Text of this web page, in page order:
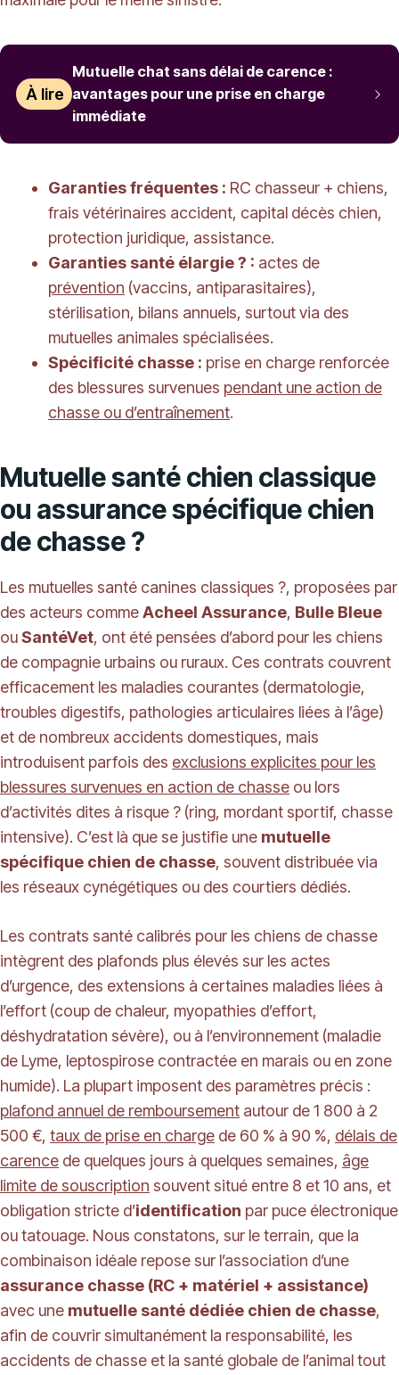
À lire
Mutuelle chat sans délai de carence :
avantages pour une prise en charge
immédiate
Garanties fréquentes : RC chasseur + chiens,
frais vétérinaires accident, capital décès chien,
protection juridique, assistance.
Garanties santé élargie ? : actes de
prévention (vaccins, antiparasitaires),
stérilisation, bilans annuels, surtout via des
mutuelles animales spécialisées.
Spécificité chasse : prise en charge renforcée
des blessures survenues pendant une action de
chasse ou d’entraînement.
Mutuelle santé chien classique
ou assurance spécifique chien
de chasse ?
Les mutuelles santé canines classiques ?, proposées par
des acteurs commeAcheel Assurance, Bulle Bleue
ouSantéVet, ont été pensées d’abord pour les chiens
de compagnie urbains ou ruraux. Ces contrats couvrent
efficacement les maladies courantes (dermatologie,
troubles digestifs, pathologies articulaires liées à l’âge)
et de nombreux accidents domestiques, mais
introduisent parfois des exclusions explicites pour les
blessures survenues en action de chasse ou lors
d’activités dites à risque ? (ring, mordant sportif, chasse
intensive). C’est là que se justifie une mutuelle
spécifique chien de chasse, souvent distribuée via
les réseaux cynégétiques ou des courtiers dédiés.
Les contrats santé calibrés pour les chiens de chasse
intègrent des plafonds plus élevés sur les actes
d’urgence, des extensions à certaines maladies liées à
l’effort (coup de chaleur, myopathies d’effort,
déshydratation sévère), ou à l’environnement (maladie
de Lyme, leptospirose contractée en marais ou en zone
humide). La plupart imposent des paramètres précis :
plafond annuel de remboursement autour de 1 800 à 2
500 €, taux de prise en charge de 60 % à 90 %, délais de
carence de quelques jours à quelques semaines, âge
limite de souscription souvent situé entre 8 et 10 ans, et
obligation stricte d’identification par puce électronique
ou tatouage. Nous constatons, sur le terrain, que la
combinaison idéale repose sur l’association d’une
assurance chasse (RC + matériel + assistance)
avec une mutuelle santé dédiée chien de chasse,
afin de couvrir simultanément la responsabilité, les
accidents de chasse et la santé globale de l’animal tout